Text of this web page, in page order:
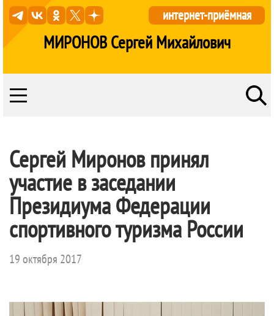
МИРОНОВ Сергей Михайлович
интернет-приёмная
Сергей Миронов принял
участие в заседании
Президиума Федерации
спортивного туризма России
19 октября 2017